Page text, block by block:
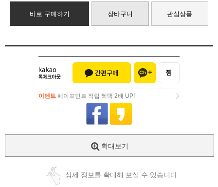
바로 구매하기 장바구니 관심상품
이벤트 페이포인트 적립 혜택 2배 UP!
페이포인트 적립 혜택 2배 UP!
확대보기
상세 정보를 확대해 보실 수 있습니다